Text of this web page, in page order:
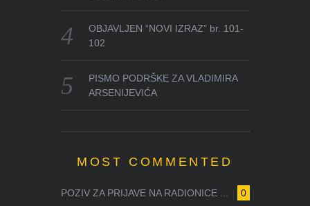
OBJAVLJEN “NOVI IZRAZ” br. 101-
102
PISMO PODRŠKE ZA VLADIMIRA
ARSENIJEVIĆA
MOST COMMENTED
0
POZIV ZA PRIJAVE NA RADIONICE ...